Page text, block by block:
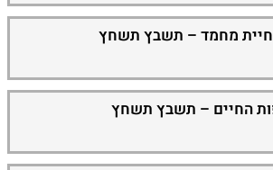
חיית מחמד – תשבץ תשחץ
החיים – תשבץ תשחץ